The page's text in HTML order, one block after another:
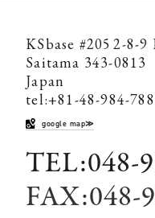
KSbase #205 2-8-9
Saitama 343-0813
Japan
tel:+81-48-984-
google map≫
TEL:048-
FAX:048-